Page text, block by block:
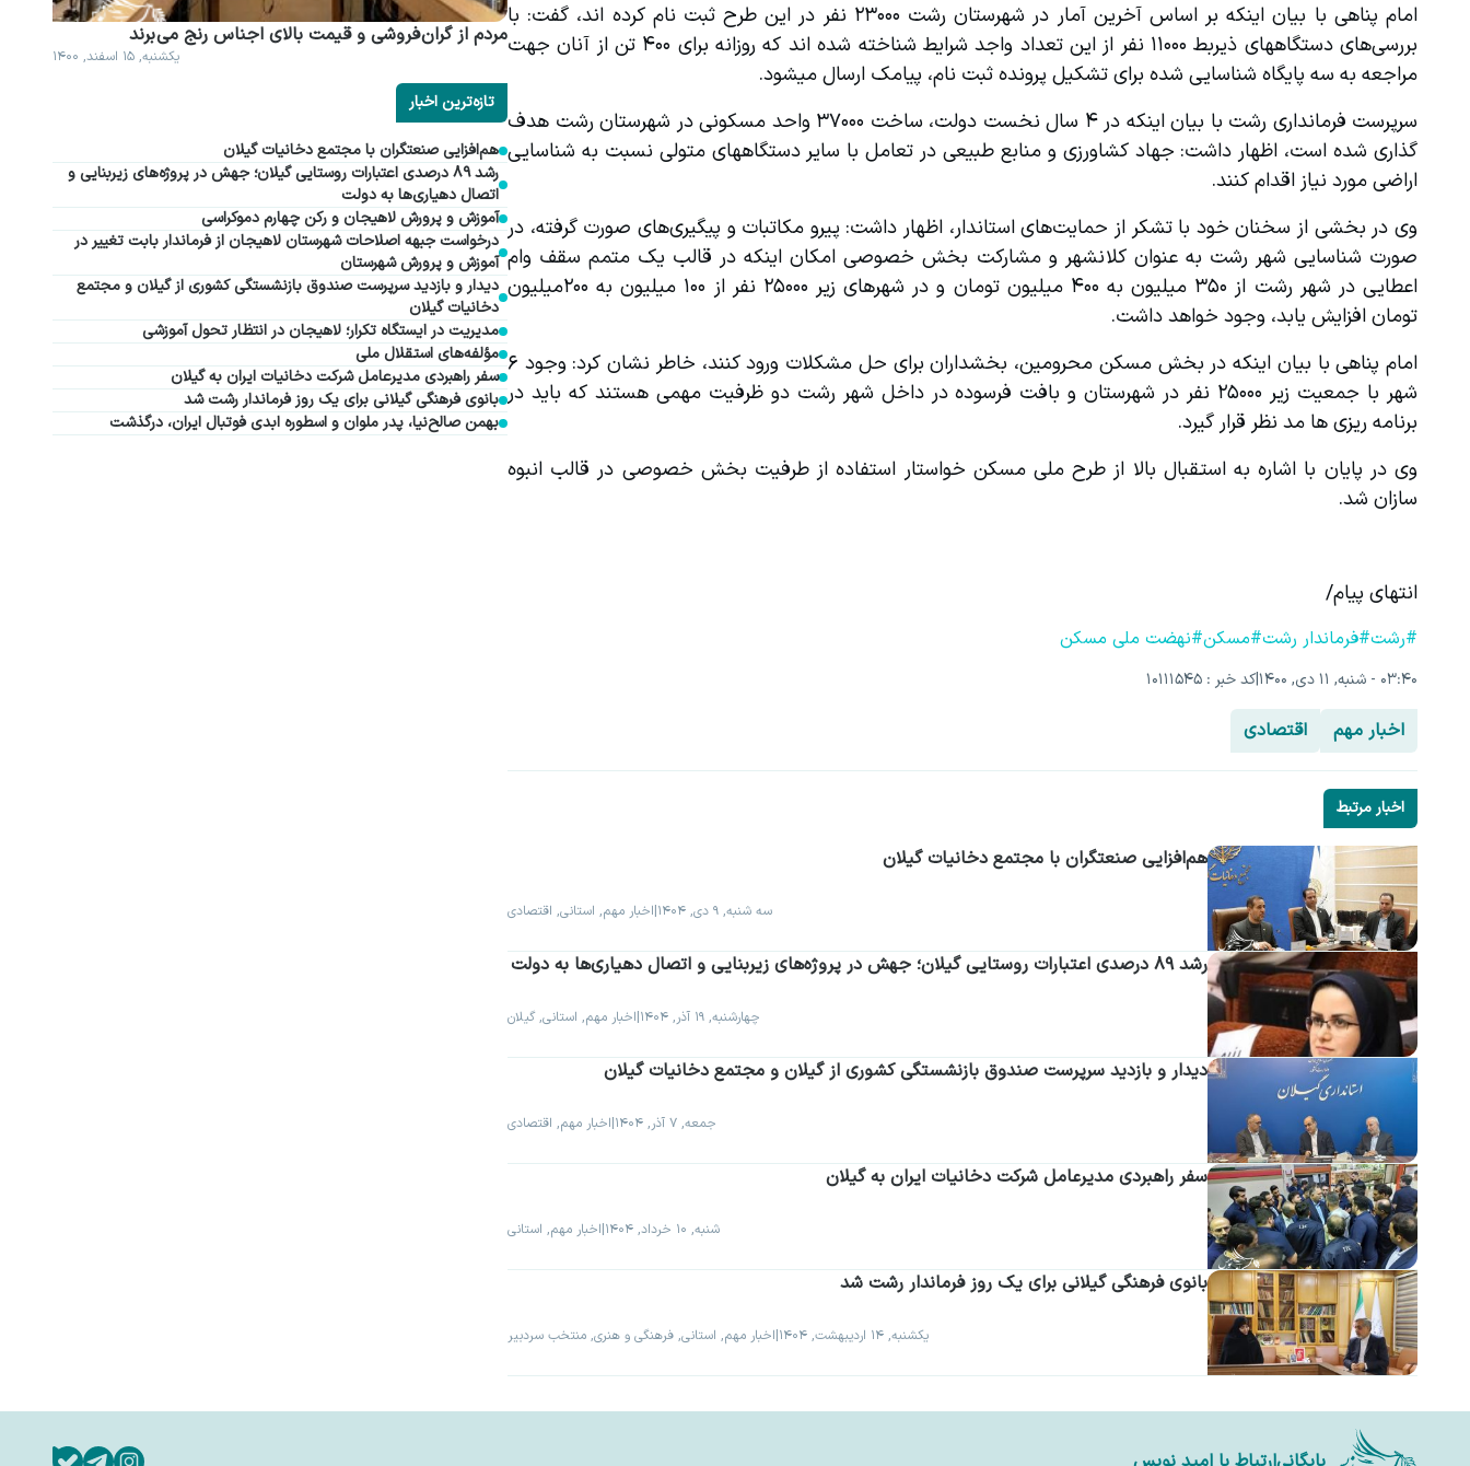
امام پناهی با بیان اینکه بر اساس آخرین آمار در شهرستان رشت ۲۳۰۰۰ نفر در این طرح ثبت نام کرده اند، گفت: با
بررسی‌های دستگاههای ذیربط ۱۱۰۰۰ نفر از این تعداد واجد شرایط شناخته شده اند که روزانه برای ۴۰۰ تن از آنان جهت
مراجعه به سه پایگاه شناسایی شده برای تشکیل پرونده ثبت نام،‌ پیامک ارسال میشود.
سرپرست فرمانداری رشت با بیان اینکه در ۴ سال نخست دولت، ساخت ۳۷۰۰۰ واحد مسکونی در شهرستان رشت هدف
گذاری شده است، اظهار داشت: جهاد کشاورزی و منابع طبیعی در تعامل با سایر دستگاههای متولی نسبت به شناسایی
اراضی مورد نیاز اقدام کنند.
وی در بخشی از سخنان خود با تشکر از حمایت‌های استاندار، اظهار داشت: پیرو مکاتبات و پیگیری‌های صورت گرفته، در
صورت شناسایی شهر رشت به عنوان کلانشهر و مشارکت بخش خصوصی امکان اینکه در قالب یک متمم سقف وام
اعطایی در شهر رشت از ۳۵۰ میلیون به ۴۰۰ میلیون تومان و در شهرهای زیر ۲۵۰۰۰ نفر از ۱۰۰ میلیون به ۲۰۰میلیون
تومان افزایش یابد، وجود خواهد داشت.
امام پناهی با بیان اینکه در بخش مسکن محرومین‌، بخشداران برای حل مشکلات ورود کنند، خاطر نشان کرد: وجود ۶
شهر با جمعیت زیر ۲۵۰۰۰ نفر در شهرستان و بافت فرسوده در داخل شهر رشت دو ظرفیت مهمی هستند که باید در
برنامه ریزی ها مد نظر قرار گیرد.
سازان شد.
انتهای پیام/
#رشت#فرماندار رشت#مسکن#نهضت ملی مسکن
۰۳:۴۰ - شنبه, ۱۱ دی, ۱۴۰۰ |کد خبر : 10111545
اخبار مهم اقتصادی
اخبار مرتبط
هم‌افزایی صنعتگران با مجتمع دخانیات گیلان
سه شنبه, ۹ دی, ۱۴۰۴ |اخبار مهم, استانی, اقتصادی
رشد ۸۹ درصدی اعتبارات روستایی گیلان؛ جهش در پروژه‌های زیربنایی و اتصال دهیاری‌ها به دولت
چهارشنبه, ۱۹ آذر, ۱۴۰۴ |اخبار مهم, استانی, گیلان
دیدار و بازدید سرپرست صندوق بازنشستگی کشوری از گیلان و مجتمع دخانیات گیلان
جمعه, ۷ آذر, ۱۴۰۴ |اخبار مهم, اقتصادی
سفر راهبردی مدیرعامل شرکت دخانیات ایران به گیلان
شنبه, ۱۰ خرداد, ۱۴۰۴ |اخبار مهم, استانی
بانوی فرهنگی گیلانی برای یک روز فرماندار رشت شد
یکشنبه, ۱۴ اردیبهشت, ۱۴۰۴ |اخبار مهم, استانی, فرهنگی و هنری, منتخب سردبیر
مردم از گران فروشی و قیمت بالای اجناس رنج می برند
یکشنبه, ۱۵ اسفند, ۱۴۰۰
تازه‌ترین اخبار
هم‌افزایی صنعتگران با مجتمع دخانیات گیلان
رشد ۸۹ درصدی اعتبارات روستایی گیلان؛ جهش در پروژه‌های زیربنایی و
اتصال دهیاری‌ها به دولت
آموزش و پرورش لاهیجان و رکن چهارم دموکراسی
درخواست جبهه اصلاحات شهرستان لاهیجان از فرماندار بابت تغییر در
آموزش و پرورش شهرستان
دیدار و بازدید سرپرست صندوق بازنشستگی کشوری از گیلان و مجتمع
دخانیات گیلان
مدیریت در ایستگاه تکرار؛ لاهیجان در انتظار تحول آموزشی
مؤلفه‌های استقلال ملی
سفر راهبردی مدیرعامل شرکت دخانیات ایران به گیلان
بانوی فرهنگی گیلانی برای یک روز فرماندار رشت شد
بهمن صالح‌نیا، پدر ملوان و اسطوره ابدی فوتبال ایران، درگذشت